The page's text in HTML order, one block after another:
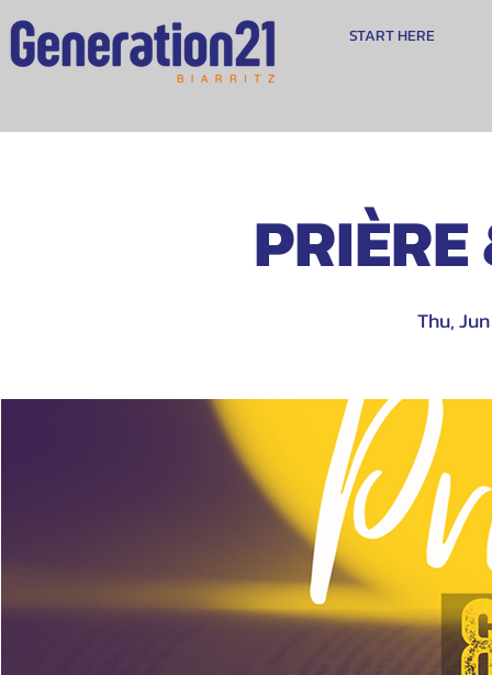
START HERE
Thu, Jun